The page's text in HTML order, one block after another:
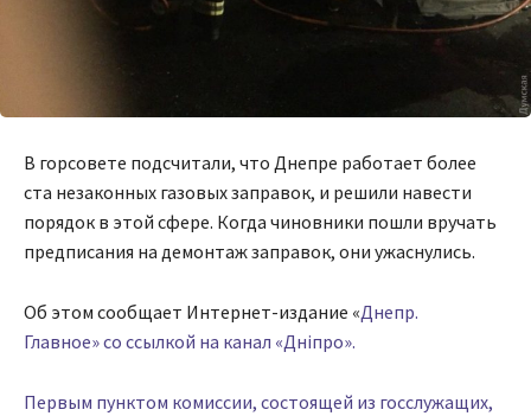
В горсовете подсчитали, что Днепре работает более
ста незаконных газовых заправок, и решили навести
порядок в этой сфере. Когда чиновники пошли вручать
предписания на демонтаж заправок, они ужаснулись.
Об этом сообщает Интернет-издание «Днепр.
Главное» со ссылкой на канал «Дніпро».
Первым пунктом комиссии, состоящей из госслужащих,